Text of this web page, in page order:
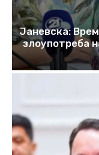
Јаневска:
злоупотреба